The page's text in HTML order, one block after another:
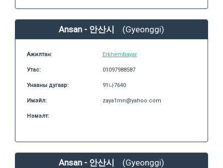
Ansan - 안산시 (Gyeonggi)
Ажилтан: Erkhembayar
Утас: 01097988587
Унааны дугаар: 91나7640
Имэйл: zaya1mn@yahoo.com
Нэмэлт:
Ansan - 안산시 (Gyeonggi)